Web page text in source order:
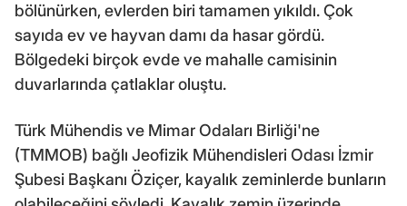
bölünürken, evlerden biri tamamen yıkıldı. Çok
sayıda ev ve hayvan damı da hasar gördü.
Bölgedeki birçok evde ve mahalle camisinin
duvarlarında çatlaklar oluştu.
Türk Mühendis ve Mimar Odaları Birliği'ne
(TMMOB) bağlı Jeofizik Mühendisleri Odası İzmir
Şubesi Başkanı Öziçer, kayalık zeminlerde bunların